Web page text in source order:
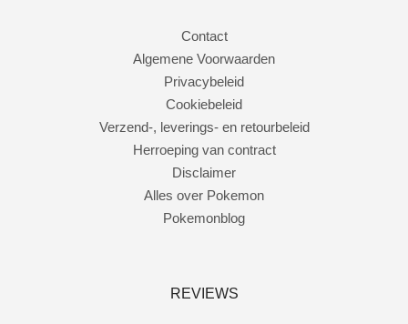
Contact
Algemene Voorwaarden
Privacybeleid
Cookiebeleid
Verzend-, leverings- en retourbeleid
Herroeping van contract
Disclaimer
Alles over Pokemon
Pokemonblog
REVIEWS